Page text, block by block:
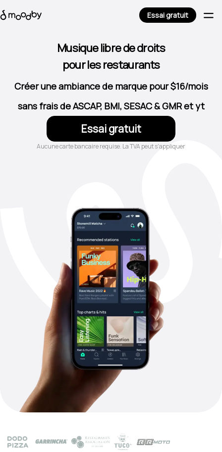
Essai gratuit
Musique libre de droits
pour les restaurants
pour centres de beauté
pour les cafés
pour bars et pubs
pour les hôtels
pour les magasins
Créer une ambiance de marque pour $16/mois
sans frais de ASCAP, BMI, SESAC & GMR et yt
Essai gratuit
Aucune carte bancaire requise. La TVA peut s'appliquer